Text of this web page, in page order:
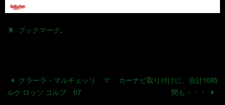
ブックマーク.
クラーラ・マルチェッリ マ
ルケ ロッソ コルブ 07
カーナビ取り付けに、合計10時
間も・・・